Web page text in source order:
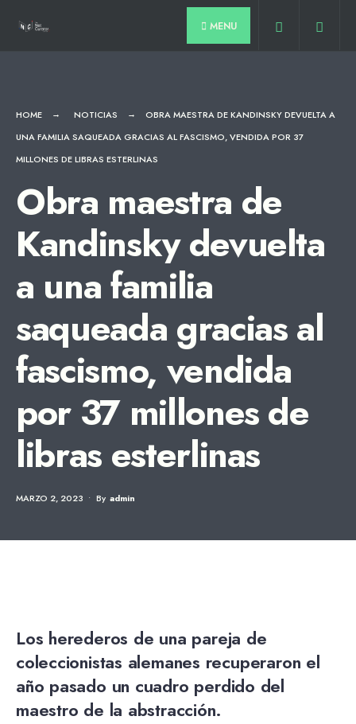
MENU
HOME NOTICIAS
OBRA MAESTRA DE KANDINSKY DEVUELTA A
UNA FAMILIA SAQUEADA GRACIAS AL FASCISMO, VENDIDA POR 37
MILLONES DE LIBRAS ESTERLINAS
Obra maestra de
Kandinsky devuelta
a una familia
saqueada gracias al
fascismo, vendida
por 37 millones de
libras esterlinas
MARZO 2, 2023 • By Admin
Los herederos de una pareja de
coleccionistas alemanes recuperaron el
año pasado un cuadro perdido del
maestro de la abstracción.